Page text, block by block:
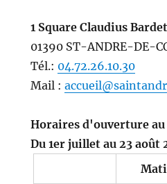
1 Square Claudius Bardet
01390 ST-ANDRE-DE-
Tél.: 04.72.26.10.30
Mail :
Horaires d'ouverture
Du 1er juillet au 23 août